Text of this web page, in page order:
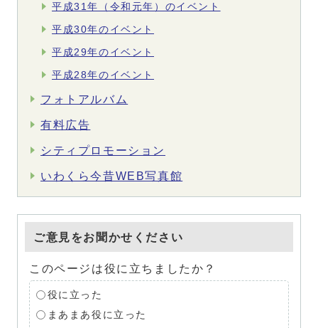
平成31年（令和元年）のイベント
平成30年のイベント
平成29年のイベント
平成28年のイベント
フォトアルバム
有料広告
シティプロモーション
いわくら今昔WEB写真館
ご意見をお聞かせください
このページは役に立ちましたか？
役に立った
まあまあ役に立った